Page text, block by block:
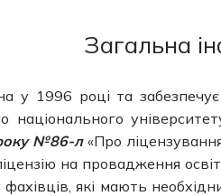
Загальна
у 1996 році та
№86-л«Про
на провадження
які мають